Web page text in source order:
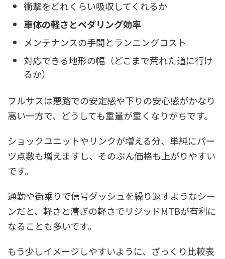
衝撃をどれくらい吸収してくれるか
車体の軽さとペダリング効率
メンテナンスの手間とランニングコスト
対応できる地形の幅（どこまで荒れた道に行け
るか）
フルサスは悪路での安定感や下りの安心感がかなり
高い一方で、どうしても重量が重くなりがちです。
ショックユニットやリンクが増える分、単純にパー
ツ点数も増えますし、そのぶん価格も上がりやすい
です。
通勤や街乗りで信号ダッシュを繰り返すようなシー
ンだと、軽さと漕ぎの軽さでリジッドMTBが有利に
なることも多いです。
もう少しイメージしやすいように、ざっくり比較表